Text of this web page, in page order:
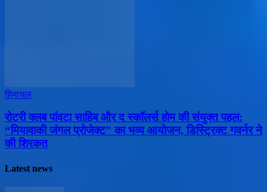
हिमाचल
​रोटरी क्लब पांवटा साहिब और द स्कॉलर्स होम की संयुक्त पहल:
“मियावाकी जंगल प्रोजेक्ट” का भव्य आयोजन, डिस्ट्रिक्ट गवर्नर ने
की शिरकत
Latest news